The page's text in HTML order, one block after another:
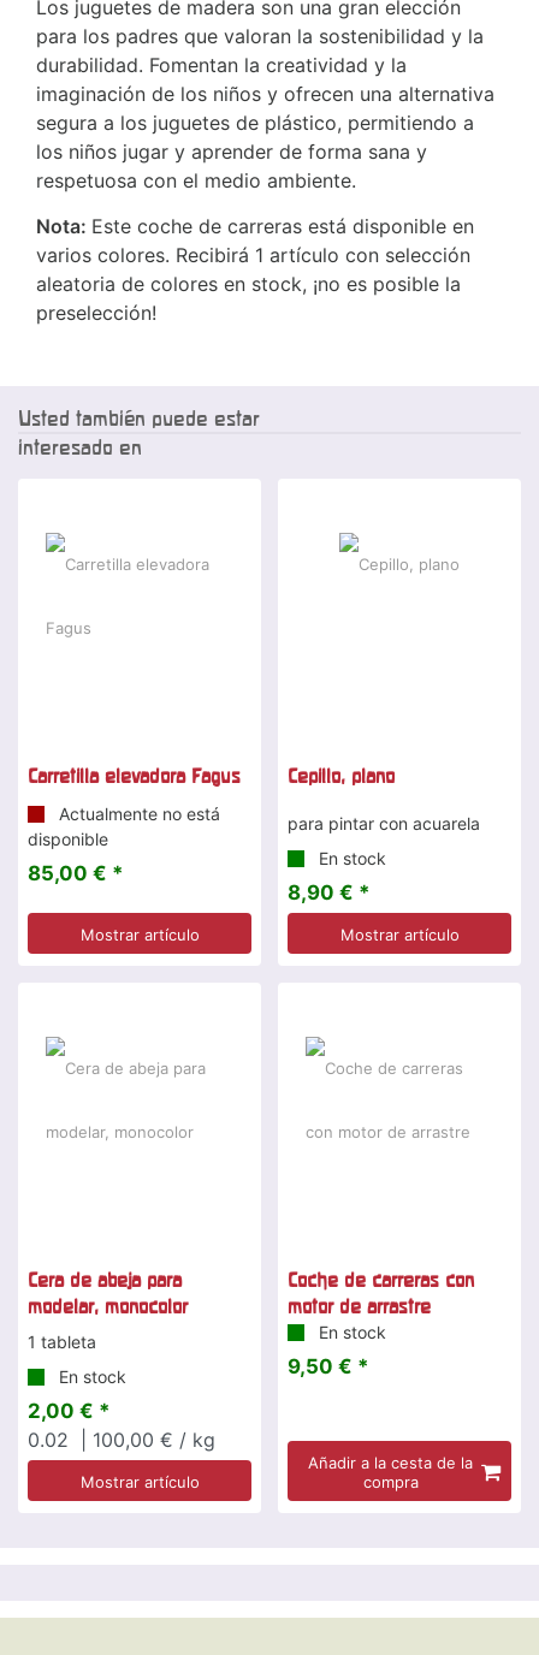
Los juguetes de madera son una gran elección
para los padres que valoran la sostenibilidad y la
durabilidad. Fomentan la creatividad y la
imaginación de los niños y ofrecen una alternativa
segura a los juguetes de plástico, permitiendo a
los niños jugar y aprender de forma sana y
respetuosa con el medio ambiente.
Nota: Este coche de carreras está disponible en
varios colores. Recibirá 1 artículo con selección
aleatoria de colores en stock, ¡no es posible la
preselección!
Usted también puede estar
interesado en
Carretilla elevadora Fagus
Actualmente no está
disponible
85,00 € *
Mostrar artículo
Cepillo, plano
para pintar con acuarela
En stock
8,90 € *
Mostrar artículo
Cera de abeja para
modelar, monocolor
1 tableta
En stock
2,00 € *
0.02
| 100,00 € / kg
Mostrar artículo
Coche de carreras con
motor de arrastre
En stock
9,50 € *
Añadir a la cesta de la
compra